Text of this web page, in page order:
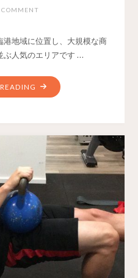
COMMENT
地域に位置し、大規模な商
ぶ人気のエリアです …